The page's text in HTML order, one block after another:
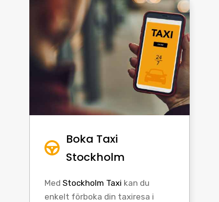
Boka Taxi
Stockholm
Med Stockholm Taxi kan du
enkelt förboka din taxiresa i